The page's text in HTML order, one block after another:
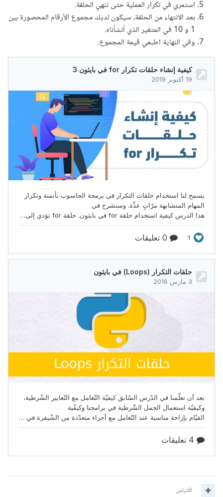
استمري في تكرار العملية حتى ننهي الحلقة.
بعد الانتهاء من الحلقة، سيكون لديك مجموع الأرقام المحصورة بين
1 و 10 في المتغير الذي أنشأناه.
وفي النهاية اطبعي قيمة المجموع.
اقتباس